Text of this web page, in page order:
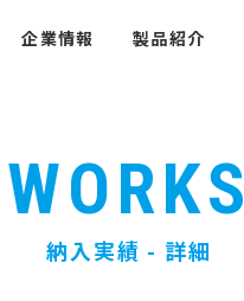
企業情報 製品紹介
WORKS
納入実績 - 詳細